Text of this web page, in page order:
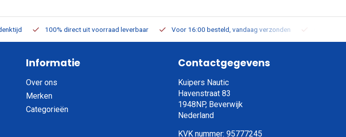
100% direct uit voorraad leverbaar Voor 16:00 besteld, vandaag verzonden
Informatie
Over ons
Merken
Categorieën
Contactgegevens
Kuipers Nautic
Havenstraat 83
1948NP, Beverwijk
Nederland
KVK nummer: 95777245